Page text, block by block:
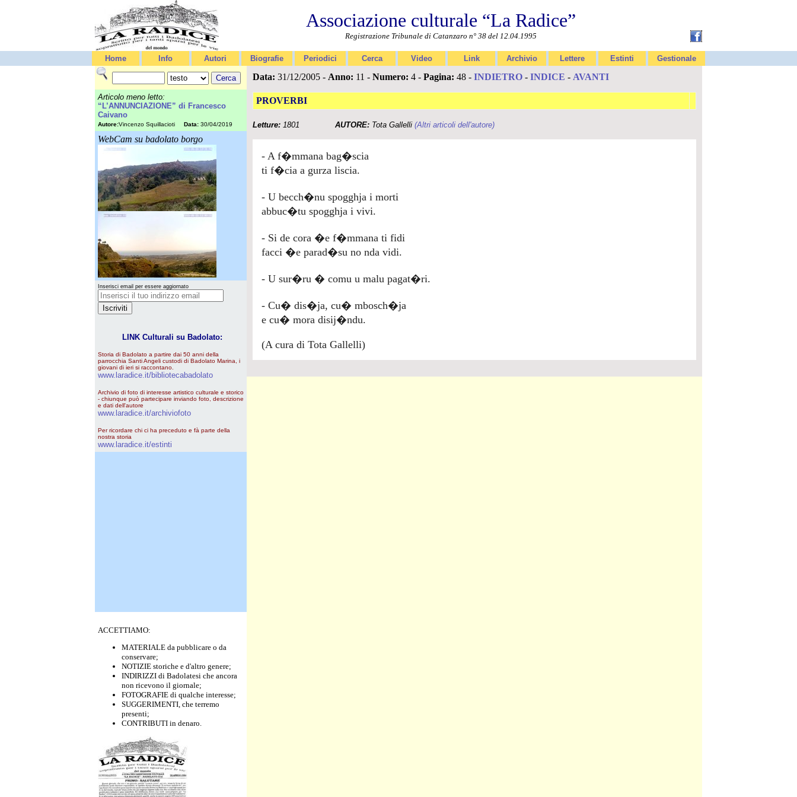
Associazione culturale “La Radice”
Registrazione Tribunale di Catanzaro n° 38 del 12.04.1995
Home Info Autori Biografie Periodici Cerca Video Link Archivio Lettere Estinti Gestionale
Articolo meno letto:
“L’ANNUNCIAZIONE” di Francesco
Caivano
Autore:Vincenzo Squillacioti Data: 30/04/2019
WebCam su badolato borgo
Inserisci email per essere aggiornato
LINK Culturali su Badolato:
Storia di Badolato a partire dai 50 anni della
parrocchia Santi Angeli custodi di Badolato Marina, i
giovani di ieri si raccontano.
www.laradice.it/bibliotecabadolato
Archivio di foto di interesse artistico culturale e storico
- chiunque può partecipare inviando foto, descrizione
e dati dell'autore
www.laradice.it/archiviofoto
Per ricordare chi ci ha preceduto e fà parte della
nostra storia
www.laradice.it/estinti
ACCETTIAMO:
MATERIALE da pubblicare o da
conservare;
NOTIZIE storiche e d'altro genere;
INDIRIZZI di Badolatesi che ancora
non ricevono il giornale;
FOTOGRAFIE di qualche interesse;
SUGGERIMENTI, che terremo
presenti;
CONTRIBUTI in denaro.
Data: 31/12/2005 - Anno: 11 - Numero: 4 - Pagina: 48 - INDIETRO - INDICE - AVANTI
PROVERBI
Letture: 1801 AUTORE: Tota Gallelli (Altri articoli dell'autore)
- A f�mmana bag�scia
ti f�cia a gurza liscia.
- U becch�nu spogghja i morti
abbuc�tu spogghja i vivi.
- Si de cora �e f�mmana ti fidi
facci �e parad�su no nda vidi.
- U sur�ru � comu u malu pagat�ri.
- Cu� dis�ja, cu� mbosch�ja
e cu� mora disij�ndu.
(A cura di Tota Gallelli)